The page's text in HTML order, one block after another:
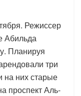
Режиссер
Абильда
Планируя
три
на них старые
проспект Аль-